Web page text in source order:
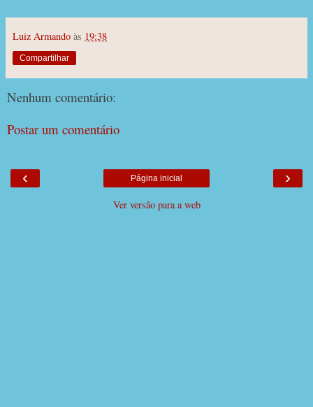
Luiz Armando às 19:38
Compartilhar
Nenhum comentário:
Postar um comentário
‹ ›
Página inicial
Ver versão para a web